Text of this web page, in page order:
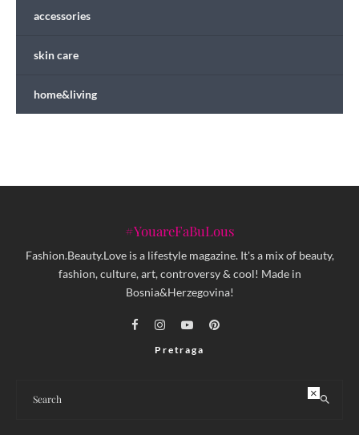
accessories
skin care
home&living
#YouareFaBuLous
Fashion.Beauty.Love is a lifestyle magazine. It's a mix of beauty,
fashion, culture, art, controversy & cool! Made in
Bosnia&Herzegovina!
Pretraga
×